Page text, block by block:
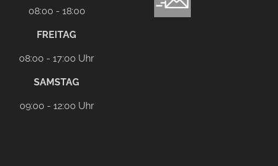
08:00 - 18:00
FREITAG
08:00 - 17:00 Uhr
SAMSTAG
09:00 - 12:00 Uhr